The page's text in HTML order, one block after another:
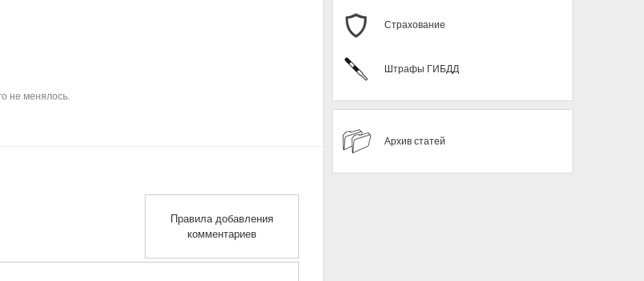
не менялось.
Правила добавления
комментариев
Страхование
Штрафы ГИБДД
Архив статей